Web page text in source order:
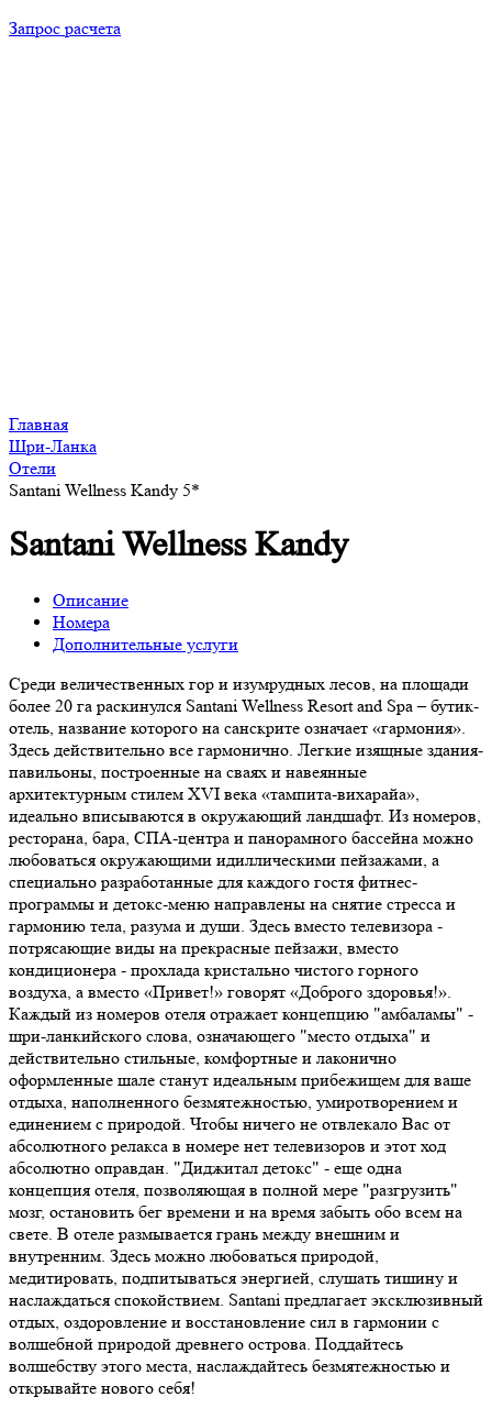
Запрос расчета
Главная
Шри-Ланка
Отели
Santani Wellness Kandy 5*
Santani Wellness Kandy
Описание
Номера
Дополнительные услуги
Среди величественных гор и изумрудных лесов, на площади
более 20 га раскинулся Santani Wellness Resort and Spa – бутик-
отель, название которого на санскрите означает «гармония».
Здесь действительно все гармонично. Легкие изящные здания-
павильоны, построенные на сваях и навеянные
архитектурным стилем XVI века «тампита-вихарайа»,
идеально вписываются в окружающий ландшафт. Из номеров,
ресторана, бара, СПА-центра и панорамного бассейна можно
любоваться окружающими идиллическими пейзажами, а
специально разработанные для каждого гостя фитнес-
программы и детокс-меню направлены на снятие стресса и
гармонию тела, разума и души. Здесь вместо телевизора -
потрясающие виды на прекрасные пейзажи, вместо
кондиционера - прохлада кристально чистого горного
воздуха, а вместо «Привет!» говорят «Доброго здоровья!».
Каждый из номеров отеля отражает концепцию "амбаламы" -
шри-ланкийского слова, означающего "место отдыха" и
действительно стильные, комфортные и лаконично
оформленные шале станут идеальным прибежищем для ваше
отдыха, наполненного безмятежностью, умиротворением и
единением с природой. Чтобы ничего не отвлекало Вас от
абсолютного релакса в номере нет телевизоров и этот ход
абсолютно оправдан. "Диджитал детокс" - еще одна
концепция отеля, позволяющая в полной мере "разгрузить"
мозг, остановить бег времени и на время забыть обо всем на
свете. В отеле размывается грань между внешним и
внутренним. Здесь можно любоваться природой,
медитировать, подпитываться энергией, слушать тишину и
наслаждаться спокойствием. Santani предлагает эксклюзивный
отдых, оздоровление и восстановление сил в гармонии с
волшебной природой древнего острова. Поддайтесь
волшебству этого места, наслаждайтесь безмятежностью и
открывайте нового себя!